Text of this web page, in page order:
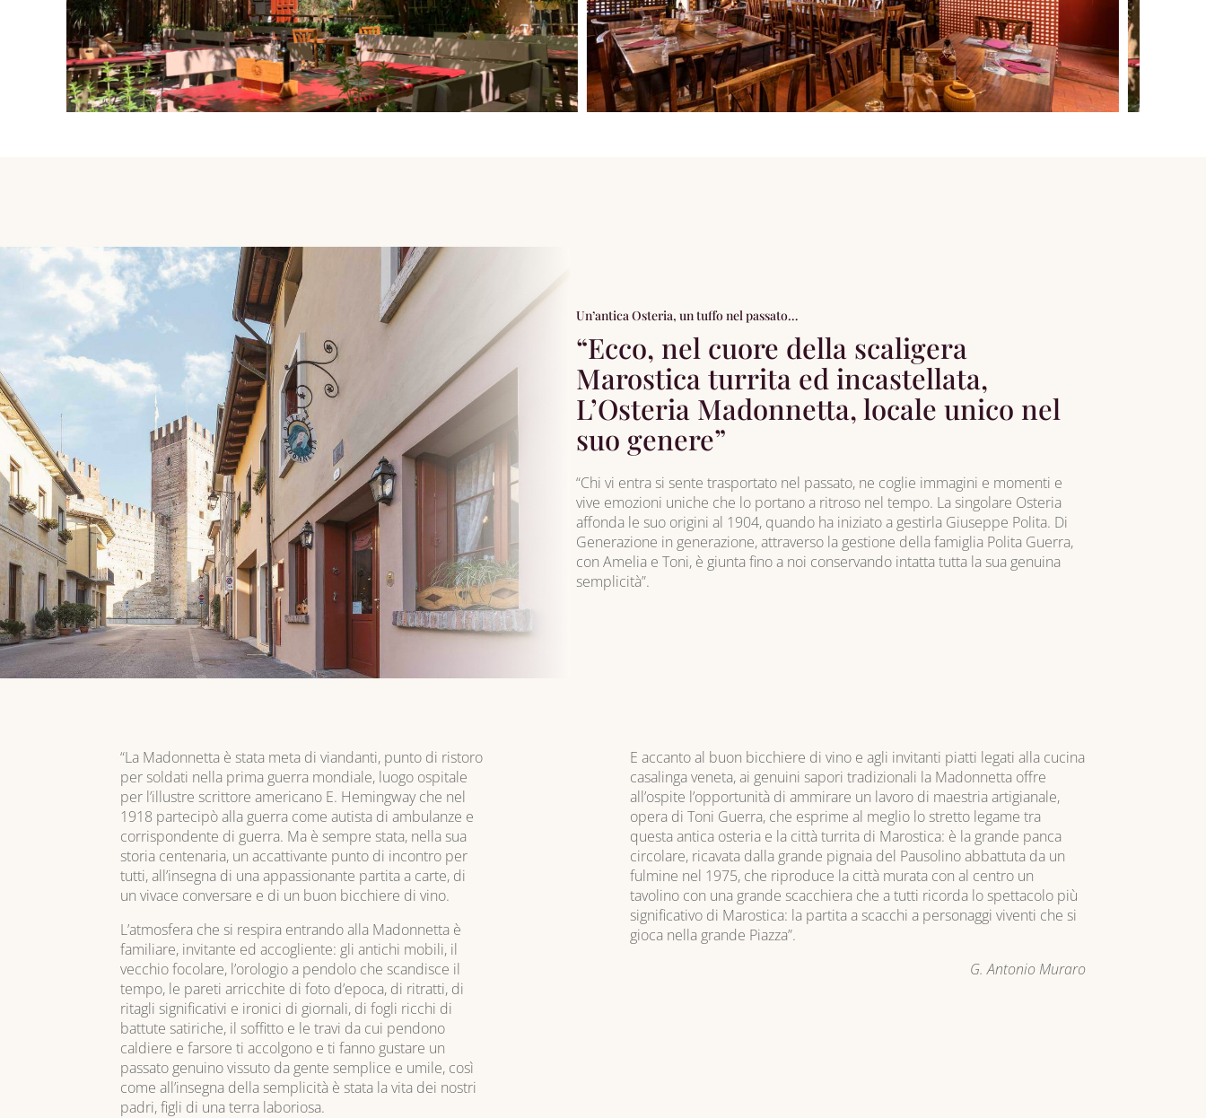
Un’antica Osteria, un tuffo nel passato…
“Ecco, nel cuore della scaligera
Marostica turrita ed incastellata,
L’Osteria Madonnetta, locale unico nel
suo genere”
“Chi vi entra si sente trasportato nel passato, ne coglie immagini e momenti e
vive emozioni uniche che lo portano a ritroso nel tempo. La singolare Osteria
affonda le suo origini al 1904, quando ha iniziato a gestirla Giuseppe Polita. Di
Generazione in generazione, attraverso la gestione della famiglia Polita Guerra,
con Amelia e Toni, è giunta fino a noi conservando intatta tutta la sua genuina
semplicità”.
“La Madonnetta è stata meta di viandanti, punto di ristoro
per soldati nella prima guerra mondiale, luogo ospitale
per l’illustre scrittore americano E. Hemingway che nel
1918 partecipò alla guerra come autista di ambulanze e
corrispondente di guerra. Ma è sempre stata, nella sua
storia centenaria, un accattivante punto di incontro per
tutti, all’insegna di una appassionante partita a carte, di
un vivace conversare e di un buon bicchiere di vino.
L’atmosfera che si respira entrando alla Madonnetta è
familiare, invitante ed accogliente: gli antichi mobili, il
vecchio focolare, l’orologio a pendolo che scandisce il
tempo, le pareti arricchite di foto d’epoca, di ritratti, di
ritagli significativi e ironici di giornali, di fogli ricchi di
battute satiriche, il soffitto e le travi da cui pendono
caldiere e farsore ti accolgono e ti fanno gustare un
passato genuino vissuto da gente semplice e umile, così
come all’insegna della semplicità è stata la vita dei nostri
padri, figli di una terra laboriosa.
E accanto al buon bicchiere di vino e agli invitanti piatti legati alla cucina
casalinga veneta, ai genuini sapori tradizionali la Madonnetta offre
all’ospite l’opportunità di ammirare un lavoro di maestria artigianale,
opera di Toni Guerra, che esprime al meglio lo stretto legame tra
questa antica osteria e la città turrita di Marostica: è la grande panca
circolare, ricavata dalla grande pignaia del Pausolino abbattuta da un
fulmine nel 1975, che riproduce la città murata con al centro un
tavolino con una grande scacchiera che a tutti ricorda lo spettacolo più
significativo di Marostica: la partita a scacchi a personaggi viventi che si
gioca nella grande Piazza”.
G. Antonio Muraro